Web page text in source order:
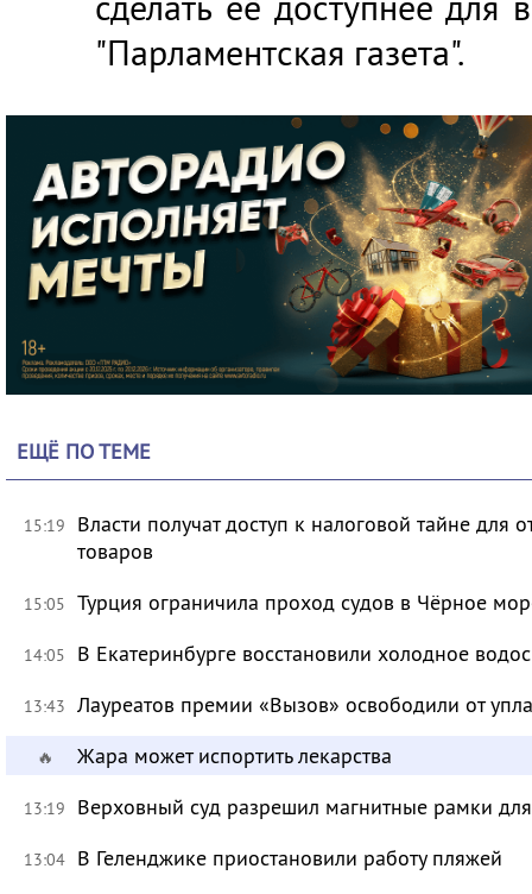
"Парламентская газета".
ЕЩЁ ПО ТЕМЕ
15:19
Власти получат доступ к налоговой тайне для
товаров
15:05 Турция ограничила проход судов в Чёрное
14:05 В Екатеринбурге восстановили холодное
13:43 Лауреатов премии «Вызов» освободили от
🔥 Жара может испортить лекарства
13:19 Верховный суд разрешил магнитные рамки
13:04 В Геленджике приостановили работу пляжей